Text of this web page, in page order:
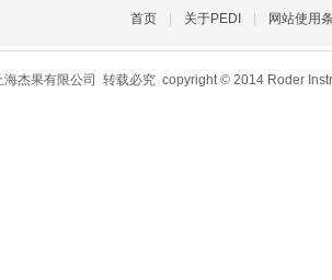
首页 关于PEDI 网站使用
海杰果有限公司 转载必究 copyright © 2014 Roder